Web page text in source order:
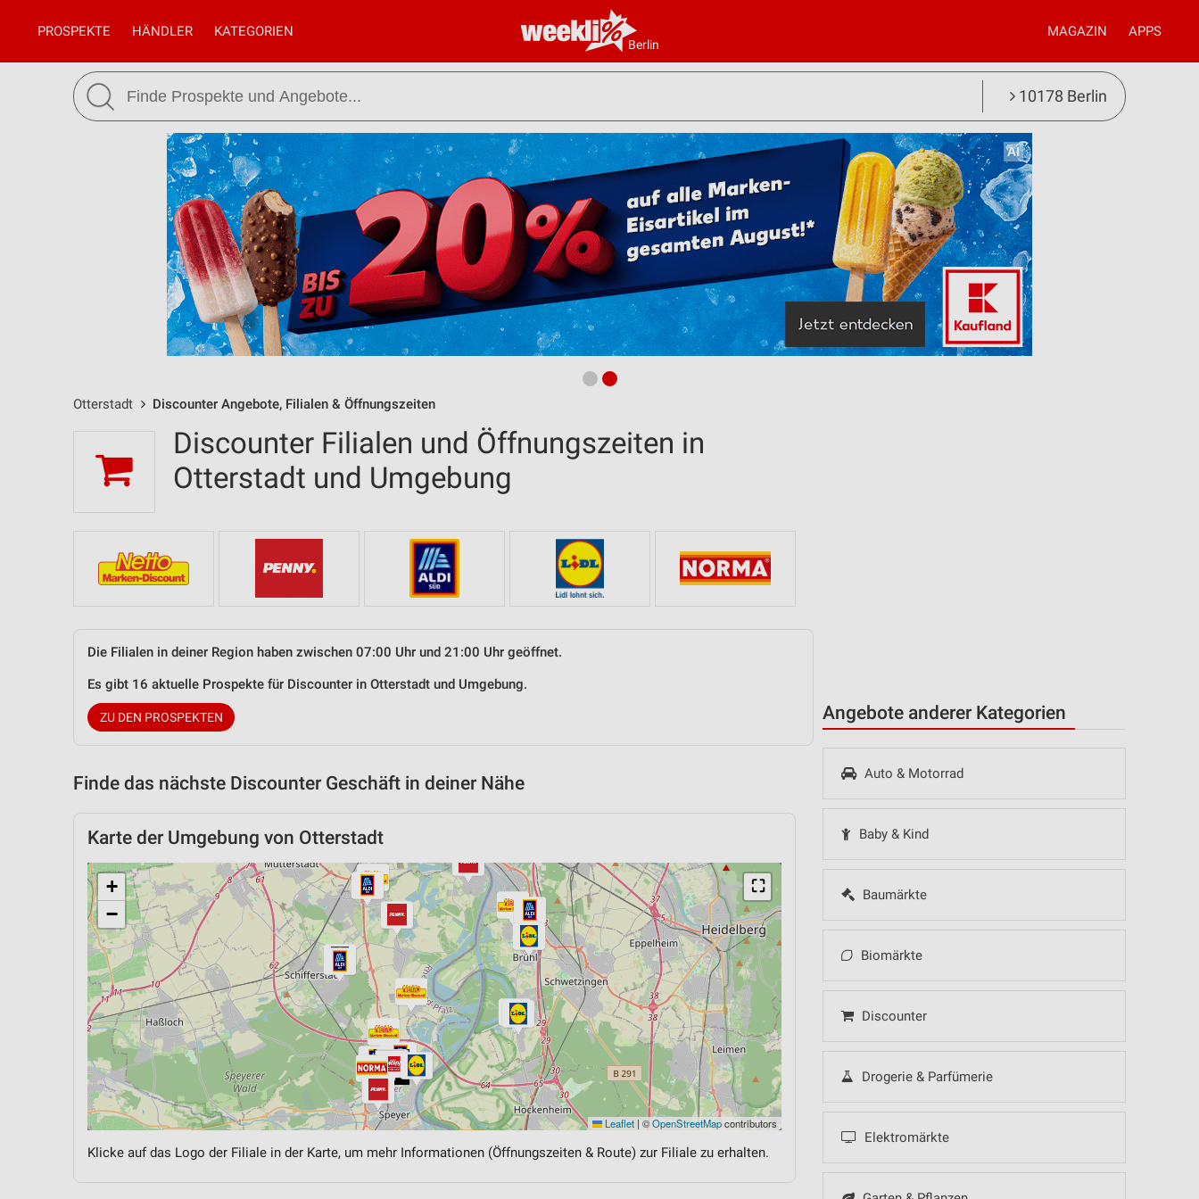
Berlin
PROSPEKTE HÄNDLER KATEGORIEN MAGAZIN APPS
10178 Berlin
Otterstadt Discounter Angebote, Filialen & Öffnungszeiten
Angebote anderer Kategorien
Auto & Motorrad
Baby & Kind
Baumärkte
Biomärkte
Discounter
Drogerie & Parfümerie
Elektromärkte
Discounter Filialen und Öffnungszeiten in
Otterstadt und Umgebung
Die Filialen in deiner Region haben zwischen 07:00 Uhr und 21:00 Uhr geöffnet.
Es gibt 16 aktuelle Prospekte für Discounter in Otterstadt und Umgebung.
ZU DEN PROSPEKTEN
Finde das nächste Discounter Geschäft in deiner Nähe
Karte der Umgebung von Otterstadt
⛶
+
−
Leaflet | ©OpenStreetMapcontributors
Klicke auf das Logo der Filiale in der Karte, um mehr Informationen (Öffnungszeiten & Route) zur Filiale zu erhalten.